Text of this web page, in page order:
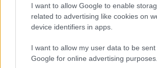
I want to allow Google to enable
related to advertising like cookies on
device identifiers in apps.
I want to allow my user data to be sent
Google for online advertising purposes.